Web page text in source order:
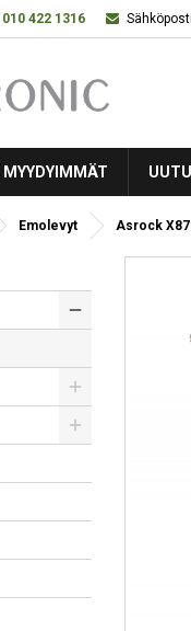
010 422 1316
MYYDYIMMÄT
Emolevyt Asrock